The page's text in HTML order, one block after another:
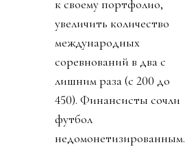
к своему портфолио,
увеличить количество
международных
соревнований в два с
лишним раза (с 200 до
450). Финансисты сочли
футбол
недомонетизированным.